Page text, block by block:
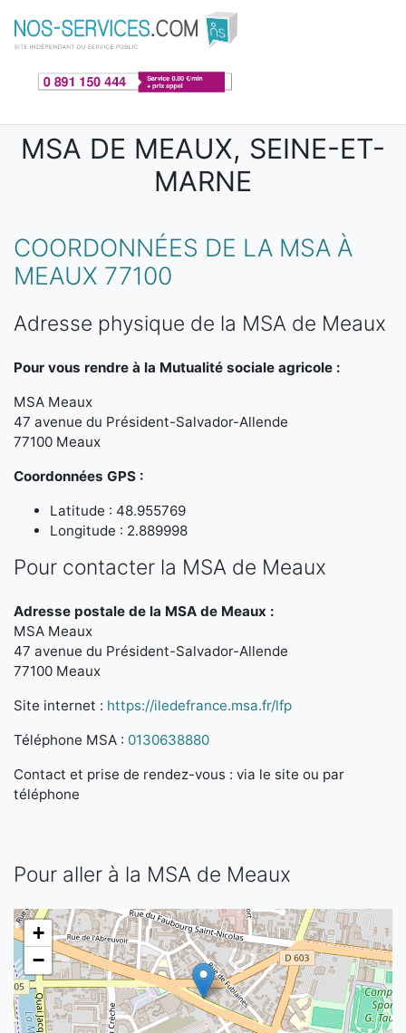
Aller au contenu principal
MSA DE MEAUX, SEINE-ET-
MARNE
COORDONNÉES DE LA MSA À
MEAUX 77100
Adresse physique de la MSA de Meaux
Pour vous rendre à la Mutualité sociale agricole :
MSA Meaux
47 avenue du Président-Salvador-Allende
77100 Meaux
Coordonnées GPS :
Latitude : 48.955769
Longitude : 2.889998
Pour contacter la MSA de Meaux
Adresse postale de la MSA de Meaux :
MSA Meaux
47 avenue du Président-Salvador-Allende
77100 Meaux
Site internet : https://iledefrance.msa.fr/lfp
Téléphone MSA : 0130638880
Contact et prise de rendez-vous : via le site ou par
téléphone
Pour aller à la MSA de Meaux
+
−